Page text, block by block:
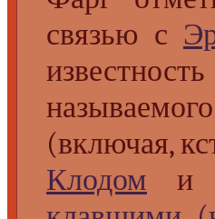
связью с
называемого
(включая,
Клодом и